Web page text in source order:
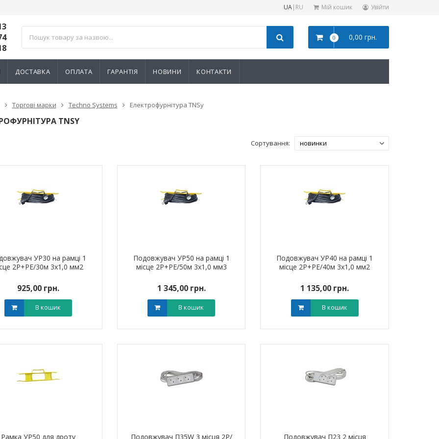
UA| RU Мій кошик Увійти
0 0,00 грн.
ДОСТАВКА ОПЛАТА ГАРАНТІЯ НОВИНИ КОНТАКТИ
NIK 2300
обл)
грн.
(Дніпропетровська обл)
3 799,00 грн.
Торгові марки Techno Systems Електрофурнітура TNSy
TNSY
Сортування:
УР30 на рамці 1
2Р+PE/30м 3х1,0 мм2
925,00 грн.
В кошик
Подовжувач УР50 на рамці 1
місце 2Р+PE/50м 3х1,0 мм3
1 345,00 грн.
В кошик
Подовжувач УР40 на рамці 1
місце 2Р+PE/40м 3х1,0 мм2
1 135,00 грн.
В кошик
Рамка УР50 для дроту
Подовжувач П35W 3 місця 2Р/
Подовжувач П23 2 місця